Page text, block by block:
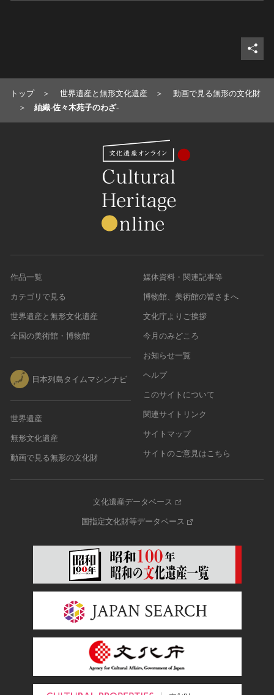
トップ 世界遺産と無形文化遺産
動画で見る無形の文化財
紬織-佐々木苑子のわざ-
作品一覧
カテゴリで見る
世界遺産と無形文化遺産
全国の美術館・博物館
日本列島タイムマシンナビ
世界遺産
無形文化遺産
動画で見る無形の文化財
媒体資料・関連記事等
博物館、美術館の皆さまへ
文化庁よりご挨拶
今月のみどころ
お知らせ一覧
ヘルプ
このサイトについて
関連サイトリンク
サイトマップ
サイトのご意見はこちら
文化遺産データベース
国指定文化財等データベース